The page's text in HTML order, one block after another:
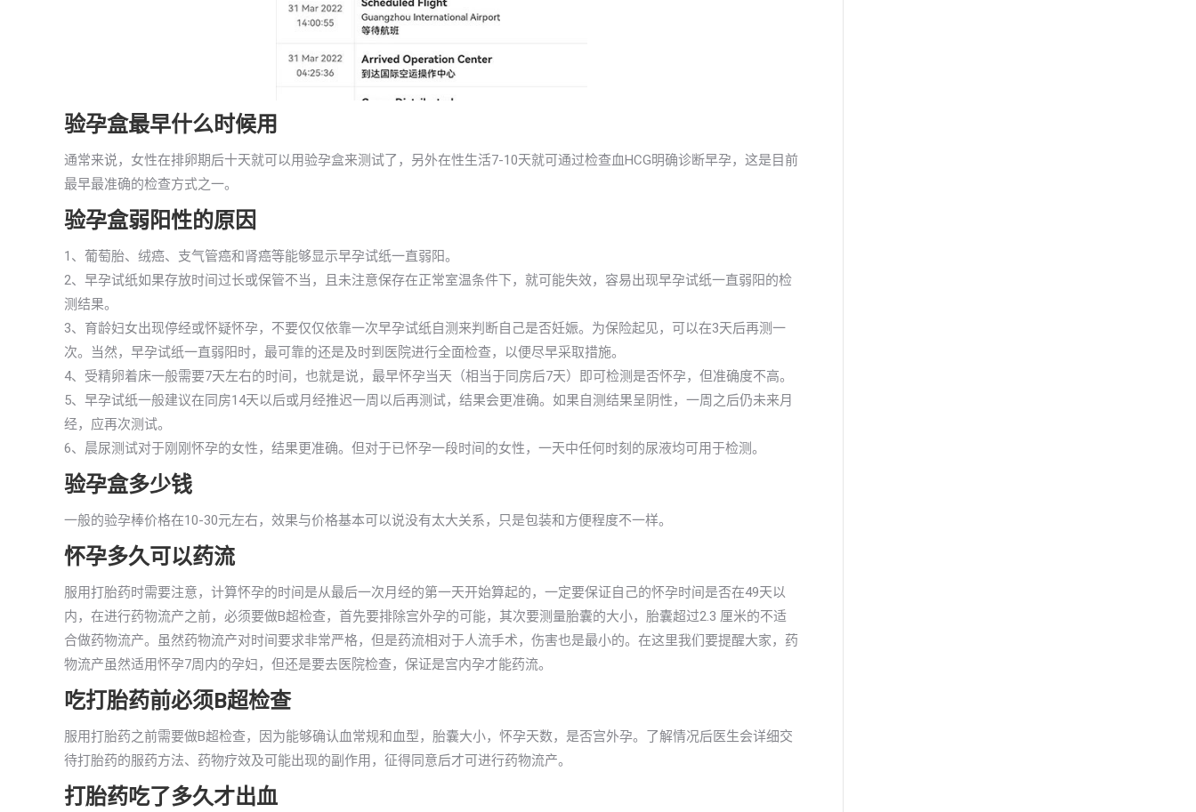
验孕盒最早什么时候用
通常来说，女性在排卵期后十天就可以用验孕盒来测试了，另外在性生活7-10天就可通过检查血HCG明确诊断早孕，这是目前
最早最准确的检查方式之一。
验孕盒弱阳性的原因
1、葡萄胎、绒癌、支气管癌和肾癌等能够显示早孕试纸一直弱阳。
2、早孕试纸如果存放时间过长或保管不当，且未注意保存在正常室温条件下，就可能失效，容易出现早孕试纸一直弱阳的检
测结果。
3、育龄妇女出现停经或怀疑怀孕，不要仅仅依靠一次早孕试纸自测来判断自己是否妊娠。为保险起见，可以在3天后再测一
次。当然，早孕试纸一直弱阳时，最可靠的还是及时到医院进行全面检查，以便尽早采取措施。
4、受精卵着床一般需要7天左右的时间，也就是说，最早怀孕当天（相当于同房后7天）即可检测是否怀孕，但准确度不高。
5、早孕试纸一般建议在同房14天以后或月经推迟一周以后再测试，结果会更准确。如果自测结果呈阴性，一周之后仍未来月
经，应再次测试。
6、晨尿测试对于刚刚怀孕的女性，结果更准确。但对于已怀孕一段时间的女性，一天中任何时刻的尿液均可用于检测。
验孕盒多少钱
一般的验孕棒价格在10-30元左右，效果与价格基本可以说没有太大关系，只是包装和方便程度不一样。
怀孕多久可以药流
服用打胎药时需要注意，计算怀孕的时间是从最后一次月经的第一天开始算起的，一定要保证自己的怀孕时间是否在49天以
内，在进行药物流产之前，必须要做B超检查，首先要排除宫外孕的可能，其次要测量胎囊的大小，胎囊超过2.3 厘米的不适
合做药物流产。虽然药物流产对时间要求非常严格，但是药流相对于人流手术，伤害也是最小的。在这里我们要提醒大家，药
物流产虽然适用怀孕7周内的孕妇，但还是要去医院检查，保证是宫内孕才能药流。
吃打胎药前必须B超检查
服用打胎药之前需要做B超检查，因为能够确认血常规和血型，胎囊大小，怀孕天数，是否宫外孕。了解情况后医生会详细交
待打胎药的服药方法、药物疗效及可能出现的副作用，征得同意后才可进行药物流产。
打胎药吃了多久才出血